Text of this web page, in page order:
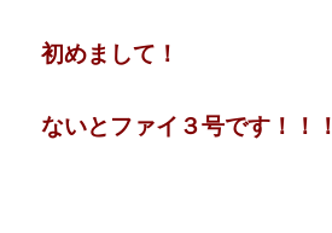
初めまして！
ないとファイ３号です！！！